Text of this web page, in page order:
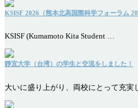
KSISF 2026（熊本北高国際科学フォーラム
KSISF (Kumamoto Kita Student …
靜宜大学（台湾）の学生と交流をしました！
大いに盛り上がり、両校にとって充実